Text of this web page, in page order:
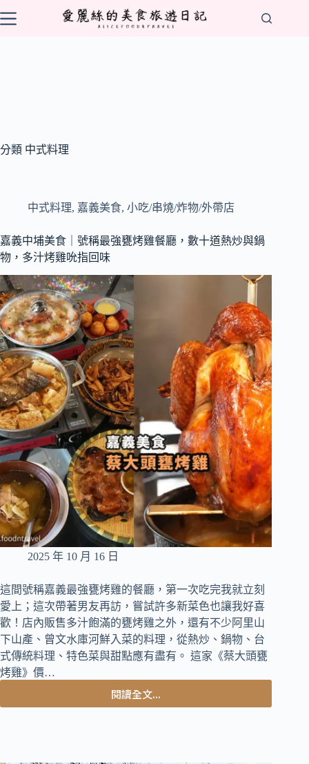
至
分類 中式料理
中式料理, 嘉義美食, 小吃/串燒/炸物/外帶店
嘉義中埔美食｜號稱最強甕烤雞餐廳，數十道熱炒與鍋
物，多汁烤雞吮指回味
2025 年 10 月 16 日
這間號稱嘉義最強甕烤雞的餐廳，第一次吃完我就立刻
愛上；這次帶著男友再訪，嘗試許多新菜色也讓我好喜
歡！店內販售多汁飽滿的甕烤雞之外，還有不少阿里山
下山產、曾文水庫河鮮入菜的料理，從熱炒、鍋物、台
式傳統料理、特色菜與甜點應有盡有。 這家《蔡大頭甕
烤雞》價…
閱讀全文...
嘉